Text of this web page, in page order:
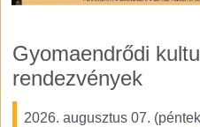
Gyomaendrődi
rendezvények
2026. augusztus 07.